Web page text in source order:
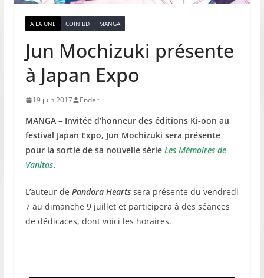
A LA UNE COIN BD MANGA
Jun Mochizuki présente
à Japan Expo
19 juin 2017 Ender
MANGA – Invitée d’honneur des éditions Ki-oon au
festival Japan Expo, Jun Mochizuki sera présente
pour la sortie de sa nouvelle série Les Mémoires de
Vanitas.
L’auteur de Pandora Heartssera présente du vendredi
7 au dimanche 9 juillet et participera à des séances
de dédicaces, dont voici les horaires.